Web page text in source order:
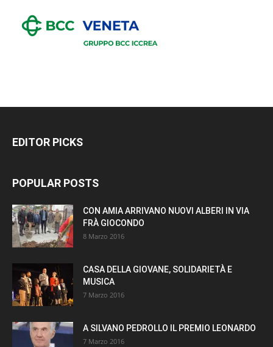
EDITOR PICKS
POPULAR POSTS
CON AMIA ARRIVANO NUOVI ALBERI IN VIA
FRÀ GIOCONDO
8 Marzo 2016
CASA DELLA GIOVANE, SOLIDARIETÀ E
MUSICA
7 Marzo 2016
A SILVANO PEDROLLO IL PREMIO LEONARDO
7 Marzo 2016